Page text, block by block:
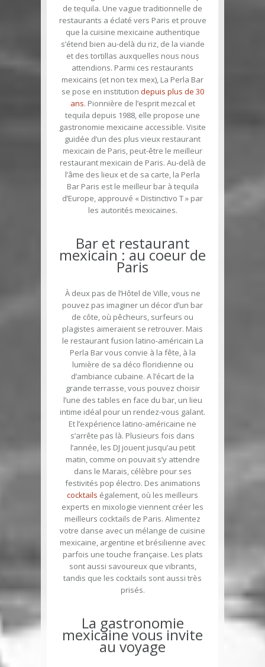
de tequila. Une vague traditionnelle de
restaurants a éclaté vers Paris et prouve
que la cuisine mexicaine authentique
s’étend bien au-delà du riz, de la viande
et des tortillas auxquelles nous nous
attendions. Parmi ces restaurants
mexicains (et non tex mex), La Perla Bar
se pose en institution depuis plus de 30
ans. Pionnière de l’esprit mezcal et
tequila depuis 1988, elle propose une
gastronomie mexicaine accessible. Visite
guidée d’un des plus vieux restaurant
mexicain de Paris, peut-être le meilleur
restaurant mexicain de Paris. Au-delà de
l’âme des lieux et de sa carte, la Perla
Bar Paris est le meilleur bar à tequila
d’Europe, approuvé « Distinctivo T » par
les autorités mexicaines.
Bar et restaurant
mexicain : au coeur de
Paris
À deux pas de l’Hôtel de Ville, vous ne
pouvez pas imaginer un décor d’un bar
de côte, où pêcheurs, surfeurs ou
plagistes aimeraient se retrouver. Mais
le restaurant fusion latino-américain La
Perla Bar vous convie à la fête, à la
lumière de sa déco floridienne ou
d’ambiance cubaine. A l’écart de la
grande terrasse, vous pouvez choisir
l’une des tables en face du bar, un lieu
intime idéal pour un rendez-vous galant.
Et l’expérience latino-américaine ne
s’arrête pas là. Plusieurs fois dans
l’année, les DJ jouent jusqu’au petit
matin, comme on pouvait s’y attendre
dans le Marais, célèbre pour ses
festivités pop électro. Des animations
cocktails également, où les meilleurs
experts en mixologie viennent créer les
meilleurs cocktails de Paris. Alimentez
votre danse avec un mélange de cuisine
mexicaine, argentine et brésilienne avec
parfois une touche française. Les plats
sont aussi savoureux que vibrants,
tandis que les cocktails sont aussi très
prisés.
La gastronomie
mexicaine vous invite
au voyage